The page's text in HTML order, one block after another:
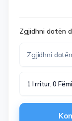
Zgjidhni datën
1 I rritur, 0